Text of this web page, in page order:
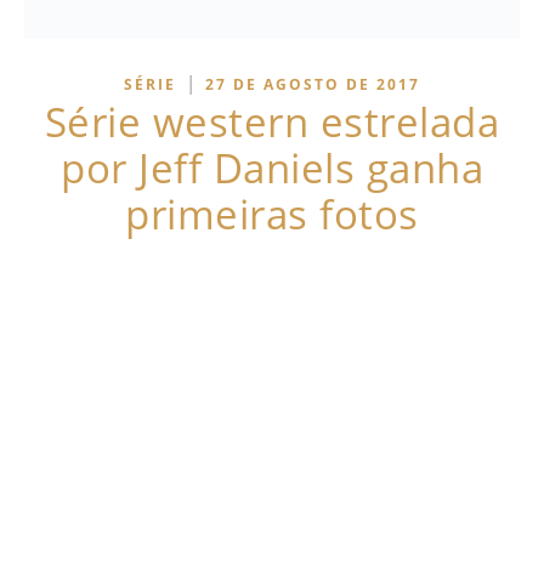
SÉRIE | 27 DE AGOSTO DE 2017
Série western estrelada
por Jeff Daniels ganha
primeiras fotos